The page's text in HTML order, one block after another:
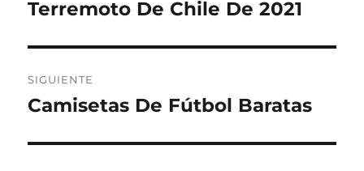
Entrada
Terremoto De Chile De 2021
SIGUIENTE
Entrada
Camisetas De Fútbol Baratas